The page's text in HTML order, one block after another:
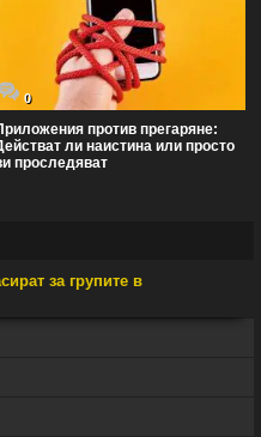
0
против прегаряне:
ли наистина или просто
проследяват
за групите в